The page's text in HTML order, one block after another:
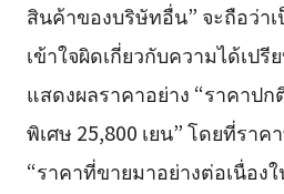
สินค้าของบริษัทอื่น” จะถือว่า
เข้าใจผิดเกี่ยวกับความได้เปรี
แสดงผลราคาอย่าง “ราคาปก
พิเศษ 25,800 เยน” โดยที่รา
“ราคาที่ขายมาอย่างต่อเนื่องใ